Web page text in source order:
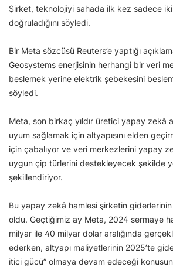
Şirket, teknolojiyi sahada ilk kez sadece iki
doğruladığını söyledi.
Bir Meta sözcüsü Reuters’e yaptığı
Geosystems enerjisinin herhangi bir veri
beslemek yerine elektrik şebekesini
söyledi.
Meta, son birkaç yıldır üretici yapay zekâ
uyum sağlamak için altyapısını elden
için çabalıyor ve veri merkezlerini yapay
uygun çip türlerini destekleyecek şekilde
şekillendiriyor.
Bu yapay zekâ hamlesi şirketin giderlerinin
oldu. Geçtiğimiz ay Meta, 2024 sermaye
milyar ile 40 milyar dolar aralığında
ederken, altyapı maliyetlerinin 2025’te
itici gücü” olmaya devam edeceği